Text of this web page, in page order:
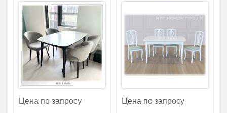
Цена по запросу Цена по запросу